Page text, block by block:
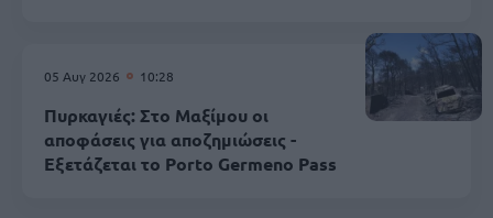
05 Αυγ 2026 10:28
Πυρκαγιές: Στο Μαξίμου οι
αποφάσεις για αποζημιώσεις -
Εξετάζεται το Porto Germeno Pass